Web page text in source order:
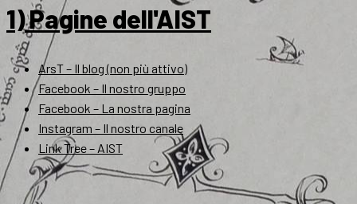
1) Pagine dell'AIST
ArsT – Il blog (non più attivo)
Facebook – Il nostro gruppo
Facebook – La nostra pagina
Instagram – Il nostro canale
Link Tree – AIST